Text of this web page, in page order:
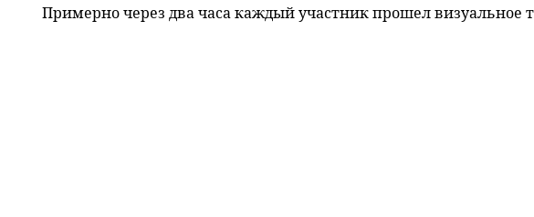
Примерно через два часа каждый участник прошел визуальное